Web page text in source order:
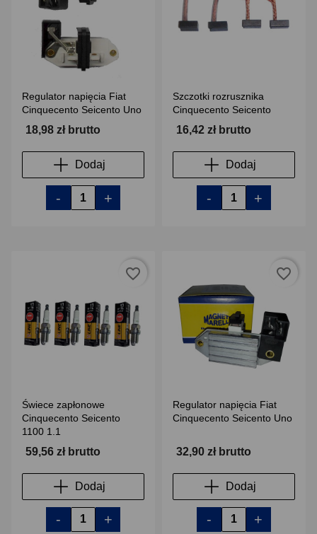
Regulator napięcia Fiat
Cinquecento Seicento Uno
18,98 zł brutto
Dodaj
- +
Szczotki rozrusznika
Cinquecento Seicento
16,42 zł brutto
Dodaj
- +
Świece zapłonowe
Cinquecento Seicento
1100 1.1
59,56 zł brutto
Dodaj
- +
favorite_border
Regulator napięcia Fiat
Cinquecento Seicento Uno
32,90 zł brutto
Dodaj
- +
favorite_border